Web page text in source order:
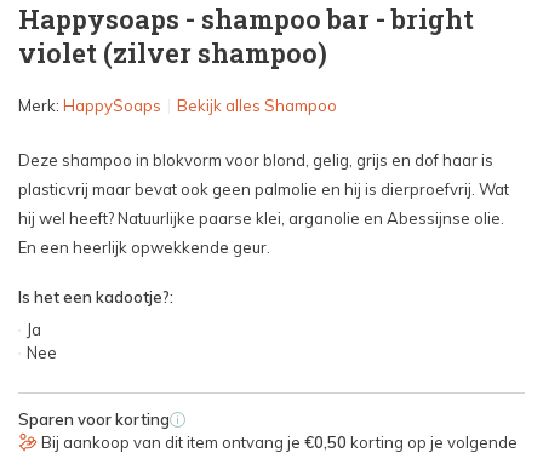
Happysoaps - shampoo bar - bright
violet (zilver shampoo)
Merk: HappySoaps Bekijk alles Shampoo
Deze shampoo in blokvorm voor blond, gelig, grijs en dof haar is
plasticvrij maar bevat ook geen palmolie en hij is dierproefvrij. Wat
hij wel heeft? Natuurlijke paarse klei, arganolie en Abessijnse olie.
En een heerlijk opwekkende geur.
Is het een kadootje?:
Ja
Nee
Sparen voor korting i
Bij aankoop van dit item ontvang je €0,50 korting op je volgende